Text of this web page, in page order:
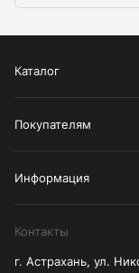
Каталог
Покупателям
Информация
Контакты
г. Астрахань, ул.